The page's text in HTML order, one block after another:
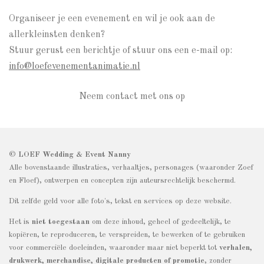
Organiseer je een evenement en wil je ook aan de
allerkleinsten denken?
Stuur gerust een berichtje of stuur ons een e-mail op:
info@loefevenementanimatie.nl
Neem contact met ons op
© LOEF Wedding & Event Nanny
Alle bovenstaande illustraties, verhaaltjes, personages (waaronder Zoef
en Floef), ontwerpen en concepten zijn auteursrechtelijk beschermd.
Dit zelfde geld voor alle foto's, tekst en services op deze website.
Het is niet toegestaan om deze inhoud, geheel of gedeeltelijk, te
kopiëren, te reproduceren, te verspreiden, te bewerken of te gebruiken
voor commerciële doeleinden, waaronder maar niet beperkt tot verhalen,
drukwerk, merchandise, digitale producten of promotie, zonder